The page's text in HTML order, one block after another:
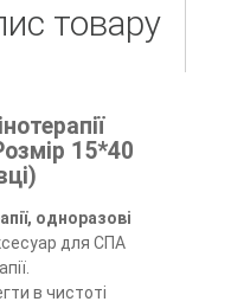
товару
15*40
одноразові
для СПА
в чистоті